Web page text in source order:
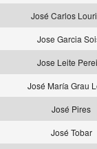
José Carlos
Jose Garcia
Jose Leite
José María Grau
José Pires
José Tobar